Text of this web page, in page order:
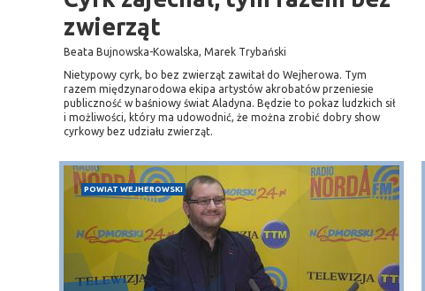
zwierząt
Beata Bujnowska-Kowalska, Marek Trybański
Nietypowy cyrk, bo bez zwierząt zawitał do Wejherowa. Tym
razem międzynarodowa ekipa artystów akrobatów przeniesie
publiczność w baśniowy świat Aladyna. Będzie to pokaz ludzkich sił
i możliwości, który ma udowodnić, że można zrobić dobry show
cyrkowy bez udziału zwierząt.
POWIAT WEJHEROWSKI